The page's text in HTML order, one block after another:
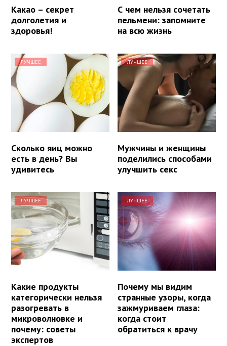
Какао – секрет
долголетия и
здоровья!
С чем нельзя сочетать
пельмени: запомните
на всю жизнь
ЛУЧШЕЕ
Сколько яиц можно
есть в день? Вы
удивитесь
ЛУЧШЕЕ
Мужчины и женщины
поделились способами
улучшить секс
ЛУЧШЕЕ
Какие продукты
категорически нельзя
разогревать в
микроволновке и
почему: советы
экспертов
ЛУЧШЕЕ
Почему мы видим
странные узоры, когда
зажмуриваем глаза:
когда стоит
обратиться к врачу